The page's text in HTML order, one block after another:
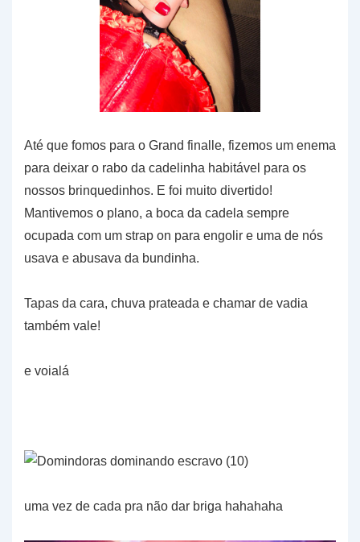
Até que fomos para o Grand finalle, fizemos um enema
para deixar o rabo da cadelinha habitável para os
nossos brinquedinhos. E foi muito divertido!
Mantivemos o plano, a boca da cadela sempre
ocupada com um strap on para engolir e uma de nós
usava e abusava da bundinha.
Tapas da cara, chuva prateada e chamar de vadia
também vale!
e voialá
uma vez de cada pra não dar briga hahahaha